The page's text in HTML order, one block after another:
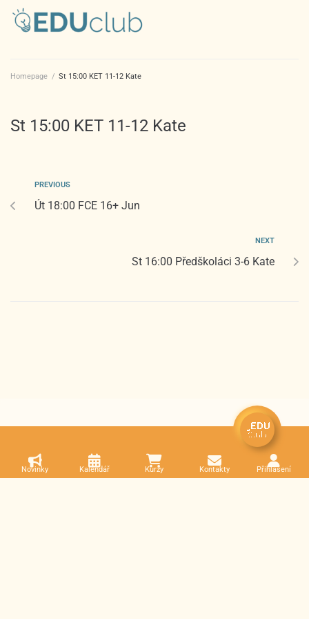
Homepage / St 15:00 KET 11-12 Kate
St 15:00 KET 11-12 Kate
PREVIOUS
Út 18:00 FCE 16+ Jun
NEXT
St 16:00 Předškoláci 3-6 Kate
Novinky Kalendář Kurzy Kontakty Přihlášení